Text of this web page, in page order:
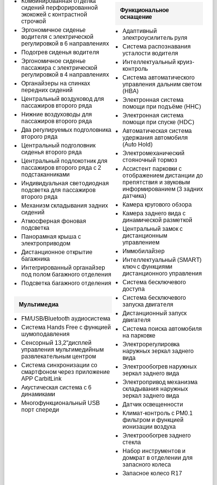
сидений перфорированной
экокожей с контрастной
строчкой
Эргономичное сиденье
водителя с электрической
регулировкой в 6 направлениях
Подогрев сиденья водителя
Эргономичное сиденье
пассажира с электрической
регулировкой в 4 направлениях
Органайзеры на спинках
передних сидений
Центральный воздуховод для
пассажиров второго ряда
Нижние воздуховоды для
пассажиров второго ряда
Два регулируемых подголовника
второго ряда
Центральный подголовник
сиденья второго ряда
Центральный подлокотник для
пассажиров второго ряда с 2
подстаканниками
Индивидуальная светодиодная
подсветка для пассажиров
второго ряда
Механизм складывания задних
сидений
Атмосферная фоновая
подсветка
Панорамная крыша с
электроприводом
Дистанционное открытие
багажника
Интегрированный органайзер
под полом багажного отделения
Подсветка багажного отделения
Мультимедиа
FM/USB/Bluetooth аудиосистема
Система Hands Free с функцией
шумоподавления
Сенсорный 13,2"дисплей
управления мультимедийным
развлекательным центром
Система синхронизации со
смартфоном через приложение
APP CarbitLink
Акустическая система с 6
динамиками
Многофункциональный USB
порт спереди
Функциональное
оснащение
Адаптивный
электроусилитель руля
Система распознавания
усталости водителя
Интеллектуальный круиз-
контроль
Система автоматического
управления дальним светом
(HBA)
Электронная система
помощи при подъёме (HHC)
Электронная система
помощи при спуске (HDC)
Автоматическая система
удержания автомобиля
(Auto Hold)
Электромеханический
стояночный тормоз
Ассистент парковки с
отображением дистанции до
препятствия и звуковым
информированием (3 задних
датчика)
Камера кругового обзора
Камера заднего вида с
динамической разметкой
Центральный замок с
дистанционным
управлением
Иммобилайзер
Интеллектуальный (SMART)
ключ с функциями
дистанционного управления
Система бесключевого
доступа
Система бесключевого
запуска двигателя
Дистанционный запуск
двигателя
Система поиска автомобиля
на парковке
Электрорегулировка
наружных зеркал заднего
вида
Электрообогрев наружных
зеркал заднего вида
Электропривод механизма
складывания наружных
зеркал заднего вида
Датчик освещенности
Климат-контроль с PM0.1
фильтром и функцией
ионизации воздуха
Электрообогрев заднего
стекла
Набор инструментов и
домкрат в отделении для
запасного колеса
Запасное колесо R17